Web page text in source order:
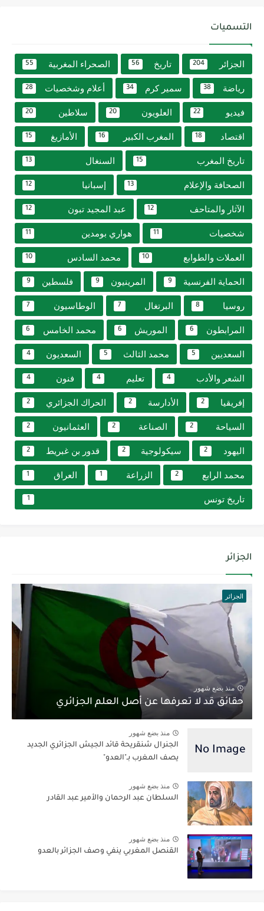
التسميات
الجزائر 204 تاريخ 56 الصحراء المغربية 55
رياضة 38 سمير كرم 34 أعلام وشخصيات 28
فيديو 22 العلويون 20 سلاطين 20
اقتصاد 18 المغرب الكبير 16 الأمازيغ 15
تاريخ المغرب 15 السنغال 13
الصحافة والإعلام 13 إسبانيا 12
الآثار والمتاحف 12 عبد المجيد تبون 12
شخصيات 11 هواري بومدين 11
العملات والطوابع 10 محمد السادس 10
الحماية الفرنسية 9 المرينيون 9 فلسطين 9
روسيا 8 البرتغال 7 الوطاسيون 7
المرابطون 6 الموريش 6 محمد الخامس 6
السعديين 5 محمد الثالث 5 السعديون 4
الشعر والأدب 4 تعليم 4 فنون 4
إفريقيا 2 الأدارسة 2 الحراك الجزائري 2
السياحة 2 الصناعة 2 العثمانيون 2
اليهود 2 سيكولوجية 2 قدور بن غبريط 2
محمد الرابع 2 الزراعة 1 العراق 1
تاريخ تونس 1
الجزائر
الجزائر
منذ بضع شهور
حقائق قد لا تعرفها عن أصل العلم الجزائري
منذ بضع شهور
الجنرال شنقريحة قائد الجيش الجزائري الجديد
يصف المغرب بـ"العدو"
منذ بضع شهور
السلطان عبد الرحمان والأمير عبد القادر
منذ بضع شهور
القنصل المغربي ينفي وصف الجزائر بالعدو